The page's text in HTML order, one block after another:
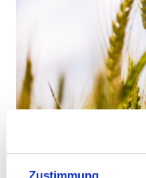
Zustimmung